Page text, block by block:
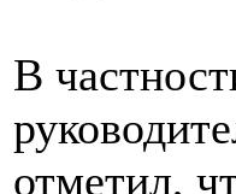
В
отметил,